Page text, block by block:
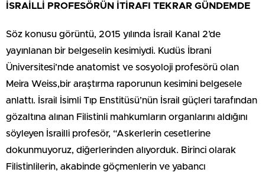
İSRAİLLİ PROFESÖRÜN İTİRAFI TEKRAR GÜNDEMDE
Söz konusu görüntü, 2015 yılında İsrail Kanal 2’de
yayınlanan bir belgeselin kesimiydi. Kudüs İbrani
Üniversitesi’nde anatomist ve sosyoloji profesörü olan
Meira Weiss,bir araştırma raporunun kesimini belgesele
anlattı. İsrail İsimli Tıp Enstitüsü’nün İsrail güçleri tarafından
gözaltına alınan Filistinli mahkumların organlarını aldığını
söyleyen İsrailli profesör, “Askerlerin cesetlerine
dokunmuyoruz, diğerlerinden alıyorduk. Birinci olarak
Filistinlilerin, akabinde göçmenlerin ve yabancı